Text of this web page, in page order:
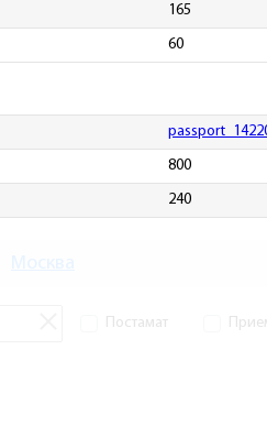
165
60
800
240
Постамат